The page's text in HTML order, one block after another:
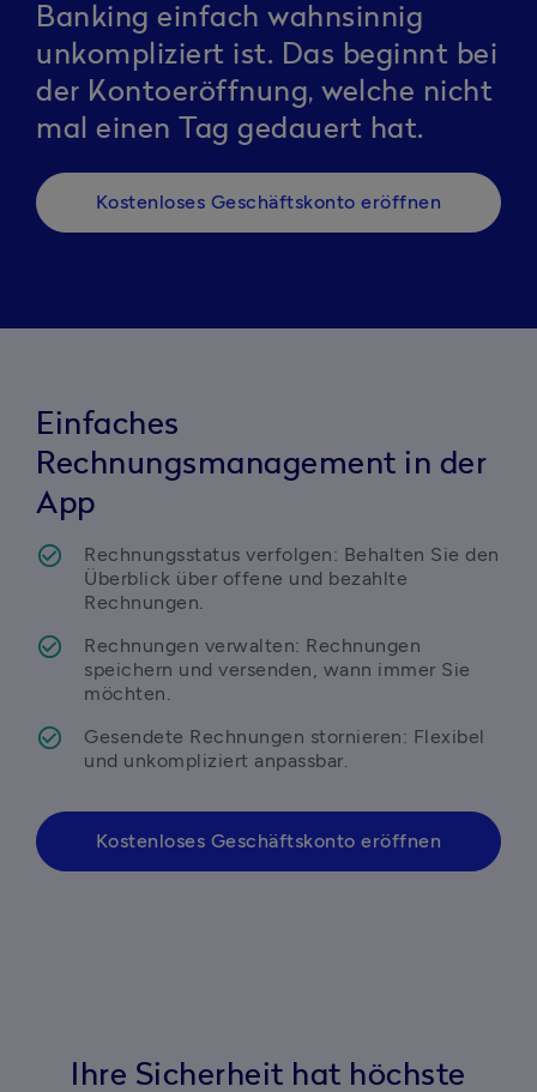
Banking einfach wahnsinnig
unkompliziert ist. Das beginnt bei
der Kontoeröffnung, welche nicht
mal einen Tag gedauert hat.
Kostenloses Geschäftskonto eröffnen
Einfaches
Rechnungsmanagement in der
App
Rechnungsstatus verfolgen: Behalten Sie den
Überblick über offene und bezahlte
Rechnungen.
Rechnungen verwalten: Rechnungen
speichern und versenden, wann immer Sie
möchten.
Gesendete Rechnungen stornieren: Flexibel
und unkompliziert anpassbar.
Kostenloses Geschäftskonto eröffnen
Ihre Sicherheit hat höchste